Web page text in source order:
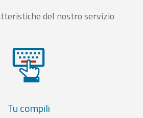
del nostro servizio
Tu compili